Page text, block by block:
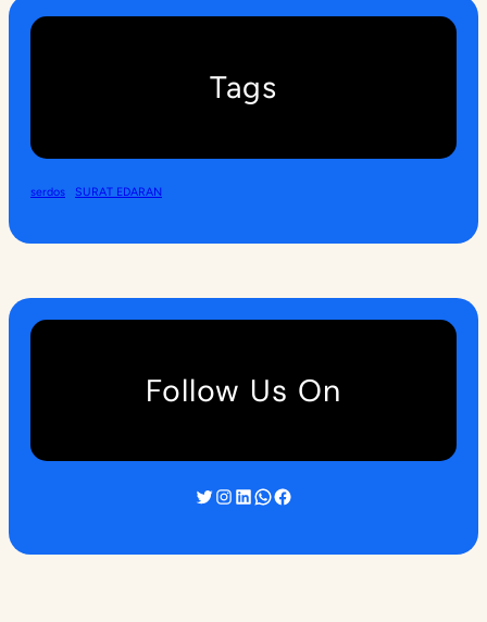
Tags
serdos SURAT EDARAN
Follow Us On
Twitter InstagramLinkedIn WhatsApp Facebook